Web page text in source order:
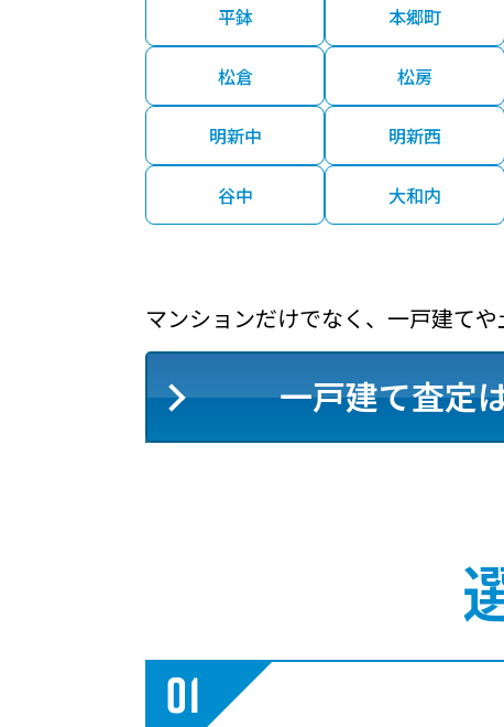
平鉢 本郷町
松倉 松房
明新中 明新西
谷中 大和内
マンションだけでなく、一戸建てや
一戸建て査定